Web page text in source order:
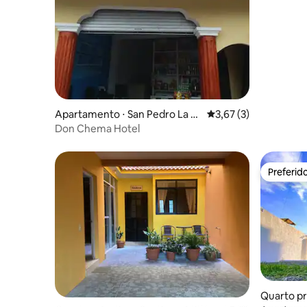
Apartamento ⋅ San Pedro La La
guna
3,67 de uma
3,67 (3)
Don Chema Hotel
Quarto